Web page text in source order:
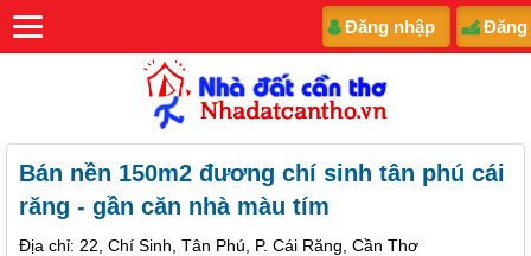
Đăng nhập Đăng
Bán nền 150m2 đương chí sinh tân phú cái
răng - gần căn nhà màu tím
Địa chỉ: 22, Chí Sinh, Tân Phú, P. Cái Răng, Cần Thơ